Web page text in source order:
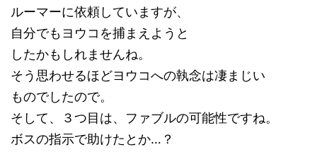
ルーマーに依頼していますが、
自分でもヨウコを捕まえようと
したかもしれませんね。
そう思わせるほどヨウコへの執念は凄まじい
ものでしたので。
そして、３つ目は、ファブルの可能性ですね。
ボスの指示で助けたとか…？